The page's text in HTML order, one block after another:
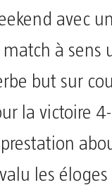
avec
à sens
but sur
la victoire
les éloges